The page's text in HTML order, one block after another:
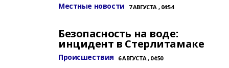
Местные новости 7 АВГУСТА , 04:54
Безопасность на воде:
инцидент в Стерлитамаке
Происшествия 6 АВГУСТА , 04:50